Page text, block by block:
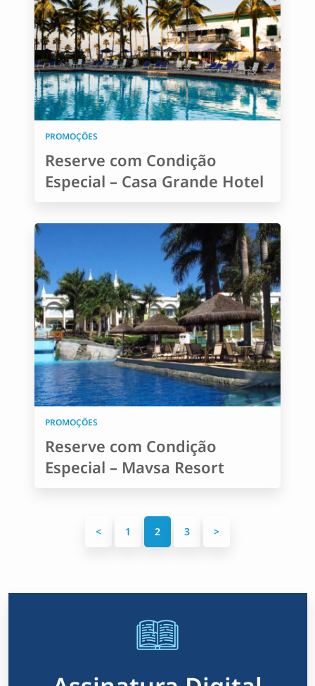
PROMOÇÕES
Reserve com Condição
Especial – Casa Grande Hotel
PROMOÇÕES
Reserve com Condição
Especial – Mavsa Resort
< 1 2 3 >